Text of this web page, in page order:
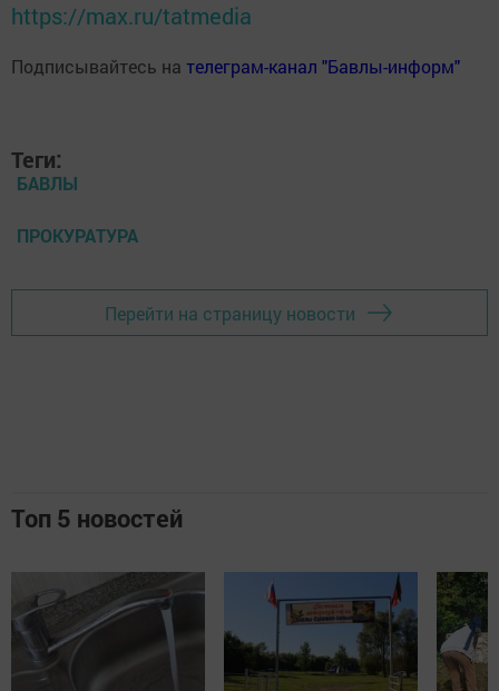
https://max.ru/tatmedia
Подписывайтесь на телеграм-канал "Бавлы-информ"
Теги:
БАВЛЫ
ПРОКУРАТУРА
Перейти на страницу новости
Топ 5 новостей